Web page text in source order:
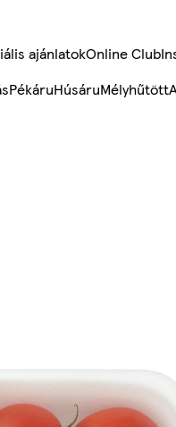
ajánlatokOnline Club
PékáruHúsáruMélyhűtött